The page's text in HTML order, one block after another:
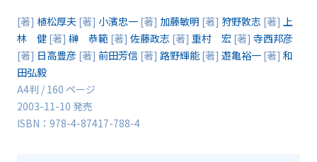
[著] 植松厚夫 [著] 小濱忠一 [著] 加藤敏明 [著] 狩野敦志 [著] 上
林 健 [著] 榊 恭範 [著] 佐藤政志 [著] 重村 宏 [著] 寺西邦彦
[著] 日高豊彦 [著] 前田芳信 [著] 路野輝能 [著] 遊亀裕一 [著] 和
田弘毅
A4判 / 160 ページ
2003-11-10 発売
ISBN：978-4-87417-788-4